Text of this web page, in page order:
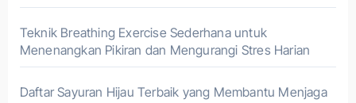
Teknik Breathing Exercise Sederhana untuk
Menenangkan Pikiran dan Mengurangi Stres Harian
Daftar Sayuran Hijau Terbaik yang Membantu Menjaga